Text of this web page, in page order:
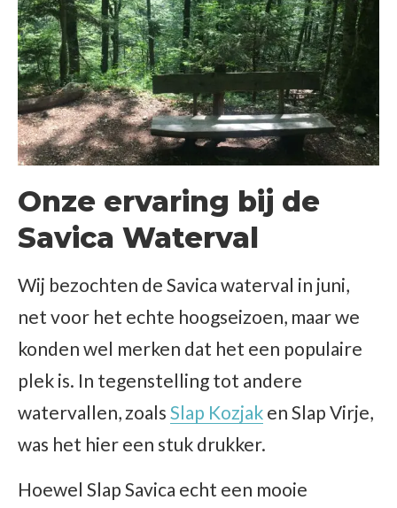
Onze ervaring bij de
Savica Waterval
Wij bezochten de Savica waterval in juni,
net voor het echte hoogseizoen, maar we
konden wel merken dat het een populaire
plek is. In tegenstelling tot andere
watervallen, zoals Slap Kozjak en Slap Virje,
was het hier een stuk drukker.
Hoewel Slap Savica echt een mooie